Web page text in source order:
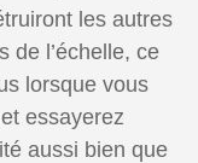
les autres
de l’échelle, ce
lorsque vous
essayerez
aussi bien que